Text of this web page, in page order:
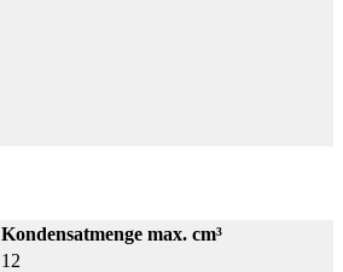
Kondensatmenge max. cm³
12